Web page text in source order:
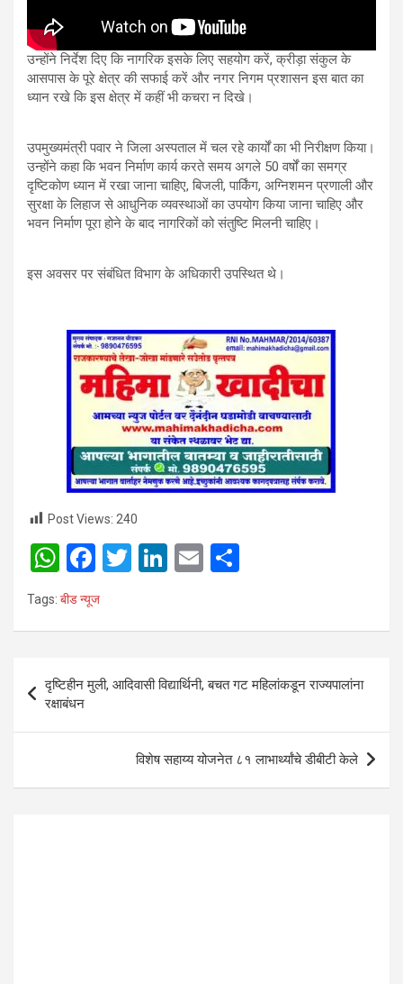
उन्होंने निर्देश दिए कि नागरिक इसके लिए सहयोग करें, क्रीड़ा संकुल के
आसपास के पूरे क्षेत्र की सफाई करें और नगर निगम प्रशासन इस बात का
ध्यान रखे कि इस क्षेत्र में कहीं भी कचरा न दिखे।
उपमुख्यमंत्री पवार ने जिला अस्पताल में चल रहे कार्यों का भी निरीक्षण किया।
उन्होंने कहा कि भवन निर्माण कार्य करते समय अगले 50 वर्षों का समग्र
दृष्टिकोण ध्यान में रखा जाना चाहिए, बिजली, पार्किंग, अग्निशमन प्रणाली और
सुरक्षा के लिहाज से आधुनिक व्यवस्थाओं का उपयोग किया जाना चाहिए और
भवन निर्माण पूरा होने के बाद नागरिकों को संतुष्टि मिलनी चाहिए।
इस अवसर पर संबंधित विभाग के अधिकारी उपस्थित थे।
Post Views: 240
W
h
at
A
p
p
F
a
ce
o
o
k
T
Li
n
E
Tags: बीड न्यूज
Post
navigation
दृष्टिहीन मुली, आदिवासी विद्यार्थिनी, बचत गट महिलांकडून राज्यपालांना
रक्षाबंधन
विशेष सहाय्य योजनेत ८१ लाभार्थ्यांचे डीबीटी केले